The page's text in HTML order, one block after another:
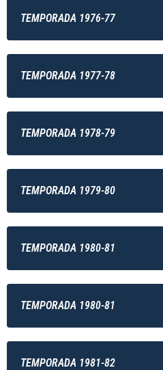
TEMPORADA 1976-77
TEMPORADA 1977-78
TEMPORADA 1978-79
TEMPORADA 1979-80
TEMPORADA 1980-81
TEMPORADA 1980-81
TEMPORADA 1981-82